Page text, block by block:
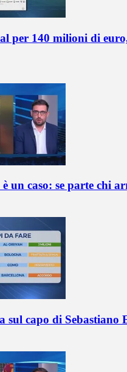
per 140 milioni di
un caso: se parte chi
sul capo di Sebastiano